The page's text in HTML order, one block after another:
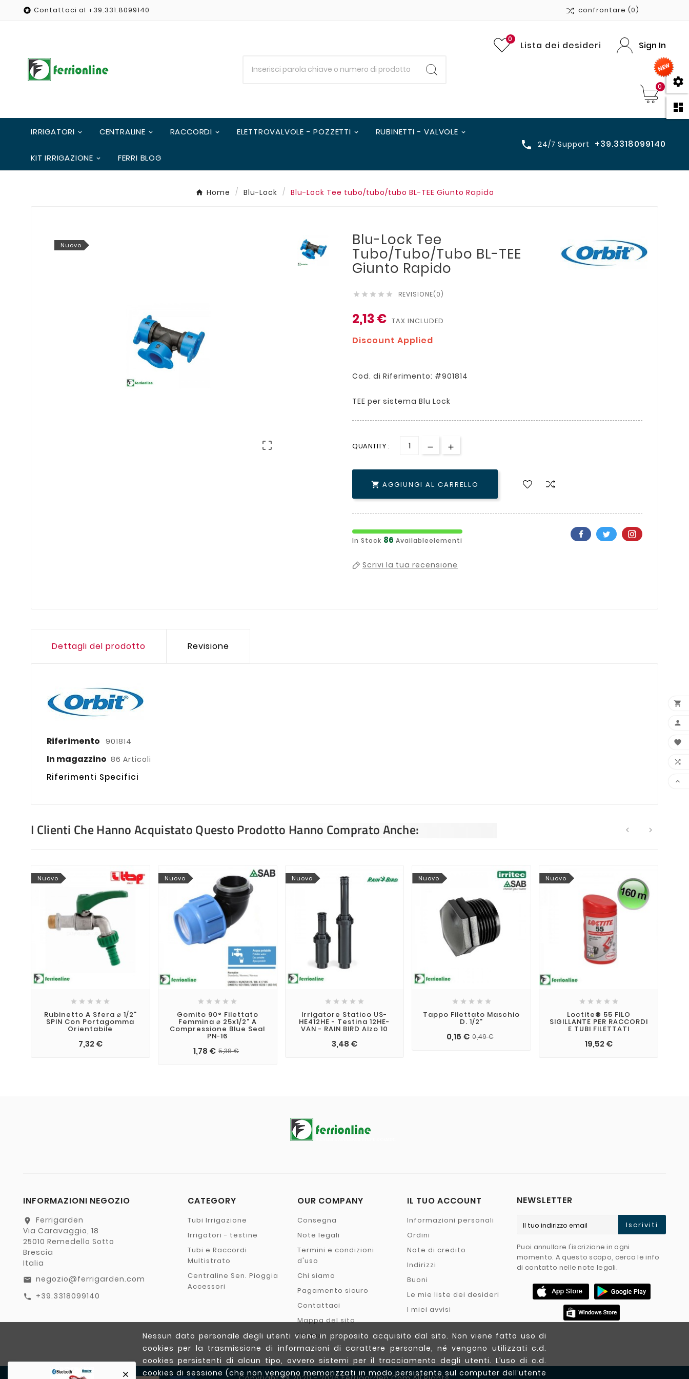


Nessun dato personale degli utenti viene in proposito acquisito dal sito. Non viene fatto uso di
cookies per la trasmissione di informazioni di carattere personale, né vengono utilizzati c.d.
cookies persistenti di alcun tipo, ovvero sistemi per il tracciamento degli utenti. L’uso di c.d.
cookies di sessione (che non vengono memorizzati in modo persistente sul computer dell’utente

 Contattaci al +39.331.8099140 confrontare (0)
Lista dei desideri
0
Sign In
0
IRRIGATORI CENTRALINE RACCORDI ELETTROVALVOLE - POZZETTI RUBINETTI - VALVOLE
KIT IRRIGAZIONE FERRI BLOG
 24/7 Support +39.3318099140
Home Blu-Lock Blu-Lock Tee tubo/tubo/tubo BL-TEE Giunto Rapido
Nuovo

Blu-Lock Tee
Tubo/tubo/tubo BL-TEE
Giunto Rapido
     REVISIONE(0)
2,13 € TAX INCLUDED
Discount Applied
Cod. di Riferimento: #901814
TEE per sistema Blu Lock
QUANTITY :
 AGGIUNGI AL CARRELLO
In Stock 86 Availableelementi
Scrivi la tua recensione
Dettagli del prodotto Revisione
Riferimento 901814
In magazzino 86 Articoli
Riferimenti Specifici
I Clienti Che Hanno Acquistato Questo Prodotto Hanno Comprato Anche:  
Nuovo
    
Rubinetto A Sfera ⌀ 1/2"
SPIN Con Portagomma
Orientabile
7,32 €
Nuovo
    
Gomito 90° Filettato
Femmina ⌀ 25x1/2" A
Compressione Blue Seal
PN-16
1,78 € 5,38 €
Nuovo
    
Irrigatore Statico US-
HE412HE - Testina 12HE-
VAN - RAIN BIRD Alzo 10
3,48 €
Nuovo
    
Tappo Filettato Maschio
D. 1/2"
0,16 € 0,49 €
Nuovo
    
Loctite® 55 FILO
SIGILLANTE PER RACCORDI
E TUBI FILETTATI
19,52 €
INFORMAZIONI NEGOZIO
location_on
Ferrigarden
Via Caravaggio, 18
25010 Remedello Sotto
Brescia
Italia
email negozio@ferrigarden.com
call +39.3318099140
CATEGORY
Tubi Irrigazione
Irrigatori - testine
Tubi e Raccordi
Multistrato
Centraline Sen. Pioggia
Accessori
OUR COMPANY
Consegna
Note legali
Termini e condizioni
d'uso
Chi siamo
Pagamento sicuro
Contattaci
Mappa del sito
Negozi
IL TUO ACCOUNT
Informazioni personali
Ordini
Note di credito
Indirizzi
Buoni
Le mie liste dei desideri
I miei avvisi
NEWSLETTER
Iscriviti
Puoi annullare l'iscrizione in ogni
momento. A questo scopo, cerca le info
di contatto nelle note legali.




